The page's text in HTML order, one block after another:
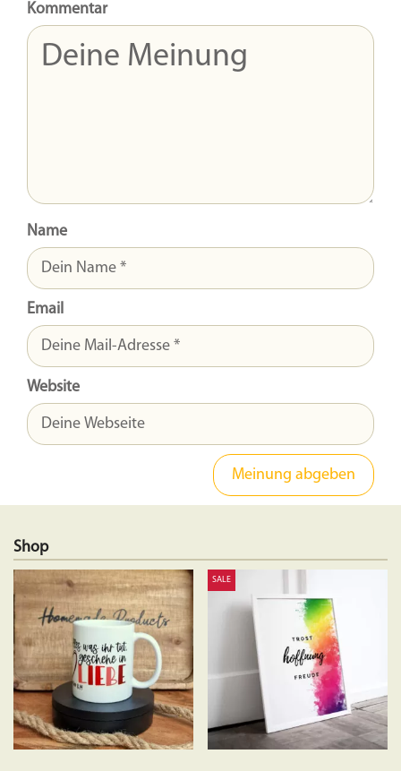
Kommentar
Name
Email
Website
Shop
SALE